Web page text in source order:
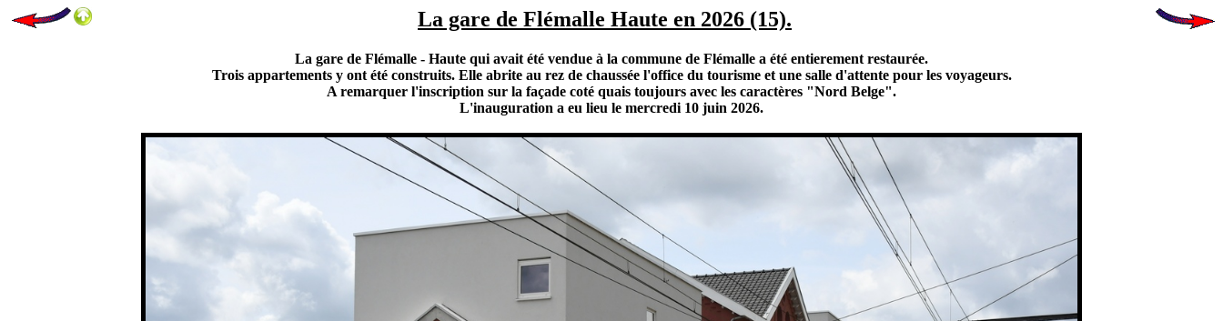
La gare de Flémalle Haute en 2026 (15).
La gare de Flémalle - Haute qui avait été vendue à la commune de Flémalle a été entierement restaurée.
Trois appartements y ont été construits. Elle abrite au rez de chaussée l'office du tourisme et une salle d'attente pour les voyageurs.
A remarquer l'inscription sur la façade coté quais toujours avec les caractères "Nord Belge".
L'inauguration a eu lieu le mercredi 10 juin 2026.